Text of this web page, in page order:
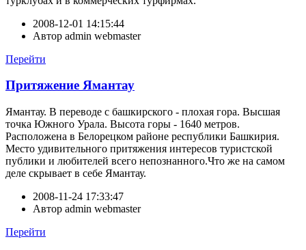
2008-12-01 14:15:44
Автор admin webmaster
Перейти
Притяжение Ямантау
Ямантау. В переводе с башкирского - плохая гора. Высшая
точка Южного Урала. Высота горы - 1640 метров.
Расположена в Белорецком районе республики Башкирия.
Место удивительного притяжения интересов туристской
публики и любителей всего непознанного.Что же на самом
деле скрывает в себе Ямантау.
2008-11-24 17:33:47
Автор admin webmaster
Перейти